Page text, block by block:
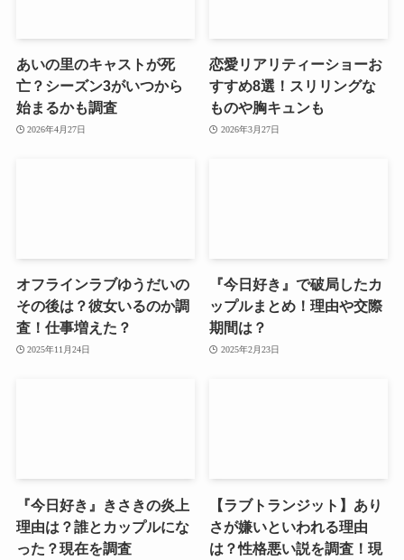
あいの里のキャストが死
亡？シーズン3がいつから
始まるかも調査
2026年4月27日
恋愛リアリティーショーお
すすめ8選！スリリングな
ものや胸キュンも
2026年3月27日
オフラインラブゆうだいの
その後は？彼女いるのか調
査！仕事増えた？
2025年11月24日
『今日好き』で破局したカ
ップルまとめ！理由や交際
期間は？
2025年2月23日
『今日好き』きさきの炎上
理由は？誰とカップルにな
った？現在を調査
【ラブトランジット】あり
さが嫌いといわれる理由
は？性格悪い説を調査！現